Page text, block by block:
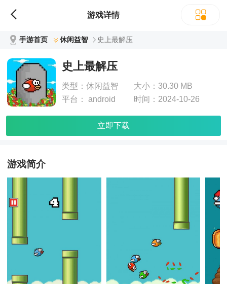
游戏详情
手游首页 休闲益智 史上最解压
史上最解压
类型： 休闲益智 大小：30.30 MB
平台：
android 时间： 2024-10-26
立即下载
游戏简介